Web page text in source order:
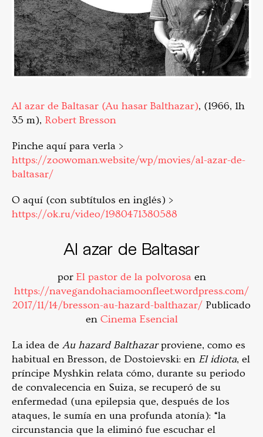
Al azar de Baltasar (Au hasar Balthazar), (1966, 1h
35 m), Robert Bresson
Pinche aquí para verla >
https://zoowoman.website/wp/movies/al-azar-de-
baltasar/
O aquí (con subtítulos en inglés) >
https://ok.ru/video/1980471380588
Al azar de Baltasar
por El pastor de la polvorosa en
https://navegandohaciamoonfleet.wordpress.com/
2017/11/14/bresson-au-hazard-balthazar/ Publicado
enCinema Esencial
La idea de Au hazard Balthazarproviene, como es
habitual en Bresson, de Dostoievski: en El idiota, el
príncipe Myshkin relata cómo, durante su periodo
de convalecencia en Suiza, se recuperó de su
enfermedad (una epilepsia que, después de los
ataques, le sumía en una profunda atonía): “la
circunstancia que la eliminó fue escuchar el